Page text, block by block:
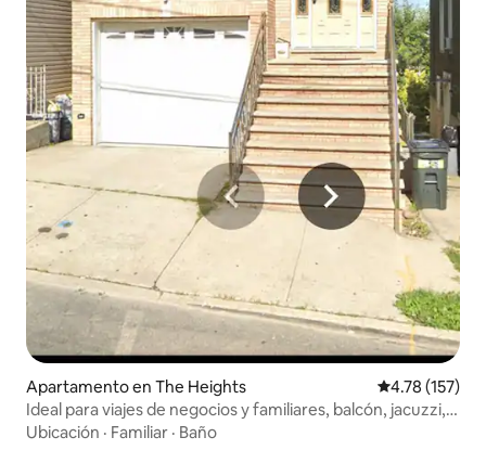
Apartamento en The Heights Calificación
4.78 (157)
Ideal para viajes de negocios y familiares, balcón, jacuzzi,
parque gratuito
Ubicación · Familiar · Baño